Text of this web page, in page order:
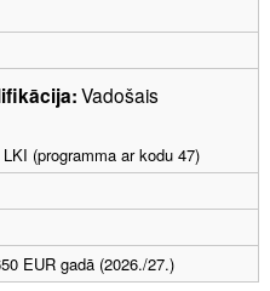
Vadošais
(programma ar kodu 47)
EUR gadā (2026./27.)